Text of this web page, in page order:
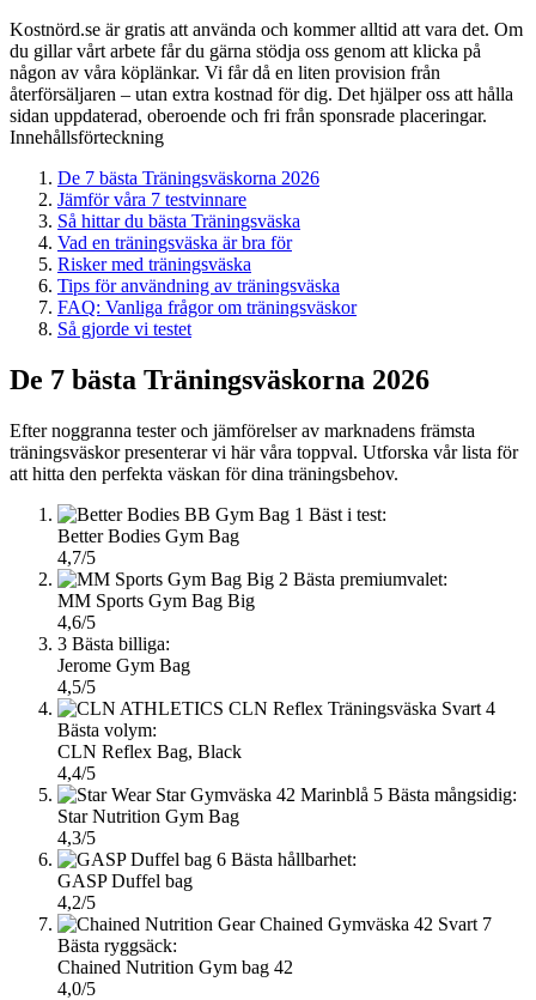
Kostnörd.se är gratis att använda och kommer alltid att vara det. Om
du gillar vårt arbete får du gärna stödja oss genom att klicka på
någon av våra köplänkar. Vi får då en liten provision från
återförsäljaren – utan extra kostnad för dig. Det hjälper oss att hålla
sidan uppdaterad, oberoende och fri från sponsrade placeringar.
Innehållsförteckning
De 7 bästa Träningsväskorna 2026
Jämför våra 7 testvinnare
Så hittar du bästa Träningsväska
Vad en träningsväska är bra för
Risker med träningsväska
Tips för användning av träningsväska
FAQ: Vanliga frågor om träningsväskor
Så gjorde vi testet
De 7 bästa Träningsväskorna 2026
Efter noggranna tester och jämförelser av marknadens främsta
träningsväskor presenterar vi här våra toppval. Utforska vår lista för
att hitta den perfekta väskan för dina träningsbehov.
1 Bäst i test:
Better Bodies Gym Bag
4,7/5
2 Bästa premiumvalet:
MM Sports Gym Bag Big
4,6/5
3 Bästa billiga:
Jerome Gym Bag
4,5/5
4
Bästa volym:
CLN Reflex Bag, Black
4,4/5
5 Bästa mångsidig:
Star Nutrition Gym Bag
4,3/5
6 Bästa hållbarhet:
GASP Duffel bag
4,2/5
7
Bästa ryggsäck:
Chained Nutrition Gym bag 42
4,0/5